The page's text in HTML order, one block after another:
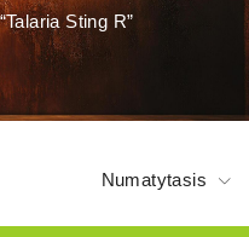
Sting R”
Numatytasis